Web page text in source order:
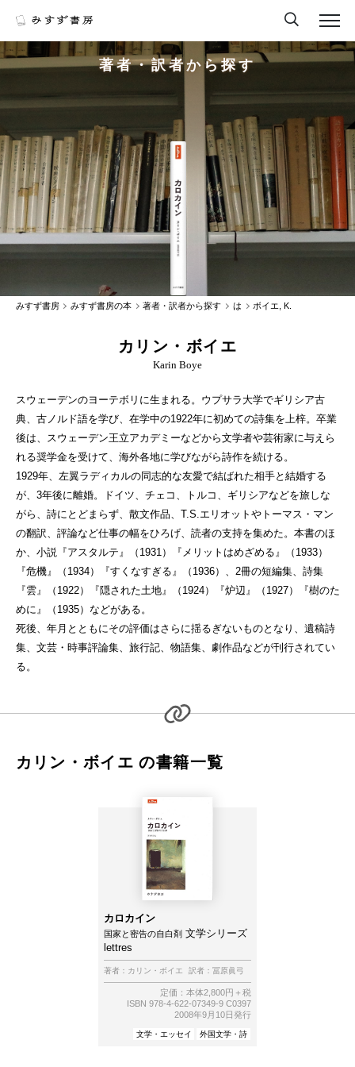
著者・訳者から探す
みすず書房 みすず書房の本 著者・訳者から探す は ボイエ, K.
カリン・ボイエ
Karin Boye
スウェーデンのヨーテボリに生まれる。ウプサラ大学でギリシア古
典、古ノルド語を学び、在学中の1922年に初めての詩集を上梓。卒業
後は、スウェーデン王立アカデミーなどから文学者や芸術家に与えら
れる奨学金を受けて、海外各地に学びながら詩作を続ける。
1929年、左翼ラディカルの同志的な友愛で結ばれた相手と結婚する
が、3年後に離婚。ドイツ、チェコ、トルコ、ギリシアなどを旅しな
がら、詩にとどまらず、散文作品、T.S.エリオットやトーマス・マン
の翻訳、評論など仕事の幅をひろげ、読者の支持を集めた。本書のほ
か、小説『アスタルテ』（1931）『メリットはめざめる』（1933）
『危機』（1934）『すくなすぎる』（1936）、2冊の短編集、詩集
『雲』（1922）『隠された土地』（1924）『炉辺』（1927）『樹のた
めに』（1935）などがある。
死後、年月とともにその評価はさらに揺るぎないものとなり、遺稿詩
集、文芸・時事評論集、旅行記、物語集、劇作品などが刊行されてい
る。
カリン・ボイエ の書籍一覧
カロカイン
国家と密告の自白剤 文学シリーズ
lettres
著者： カリン・ボイエ 訳者： 冨原眞弓
定価：本体2,800円＋税
ISBN 978-4-622-07349-9 C0397
2008年9月10日発行
文学・エッセイ 外国文学・詩